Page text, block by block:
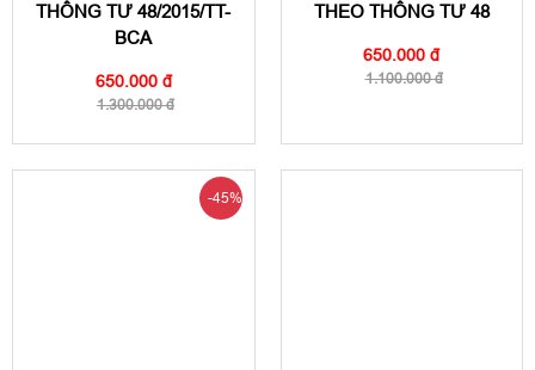
THÔNG TƯ 48/2015/TT-
BCA
650.000 đ
1.300.000 đ
THEO THÔNG TƯ 48
650.000 đ
1.100.000 đ
-45%